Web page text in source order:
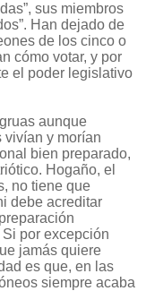
sus miembros
Han dejado de
de los cinco o
cómo votar, y por
el poder legislativo
aunque
vivían y morían
bien preparado,
Hogaño, el
no tiene que
debe acreditar
por excepción
jamás quiere
es que, en las
siempre acaba